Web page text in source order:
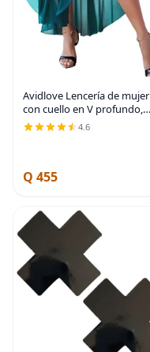
Avidlove Lencería de mujer
con cuello en V profundo,
camisón sexy de una pieza,
vestido de malla de encaje
4.6
Q 455